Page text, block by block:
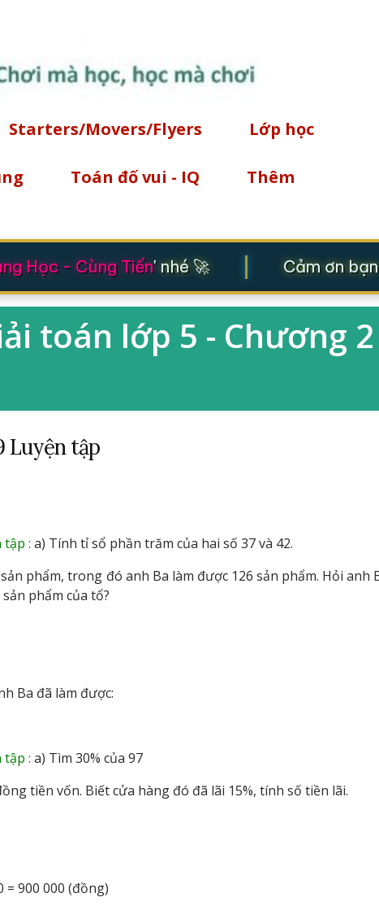
Starters/Movers/Flyers Lớp học
Toán đố vui - IQ Thêm
Học - Cùng Tiến' nhé 🚀 Cảm ơn
toán lớp 5 - Chương
Luyện tập
tập : a) Tính tỉ sổ phần trăm của hai số 37 và 42.
phẩm, trong đó anh Ba làm được 126 sản phẩm. Hỏi anh
phẩm của tổ?
Ba đã làm được:
tập : a) Tìm 30% của 97
tiền vốn. Biết cửa hàng đó đã lãi 15%, tính số tiền lãi.
= 900 000 (đồng)